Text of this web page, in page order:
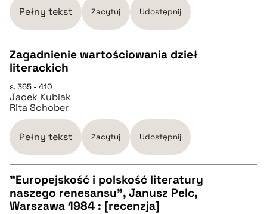
pobierz cytat
Pełny tekst Zacytuj Udostępnij
pobierz cytat
pobierz cytat
Zagadnienie wartościowania dzieł
literackich
s. 365 - 410
Jacek Kubiak
Rita Schober
Pełny tekst Zacytuj Udostępnij
CZYSTY TEKST
"Europejskość i polskość literatury
naszego renesansu", Janusz Pelc,
Warszawa 1984 : [recenzja]